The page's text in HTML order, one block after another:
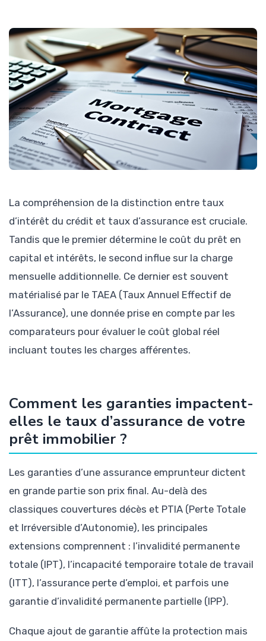
La compréhension de la distinction entre taux
d’intérêt du crédit et taux d’assurance est cruciale.
Tandis que le premier détermine le coût du prêt en
capital et intérêts, le second influe sur la charge
mensuelle additionnelle. Ce dernier est souvent
matérialisé par le TAEA (Taux Annuel Effectif de
l’Assurance), une donnée prise en compte par les
comparateurs pour évaluer le coût global réel
incluant toutes les charges afférentes.
Comment les garanties impactent-
elles le taux d’assurance de votre
prêt immobilier ?
Les garanties d’une assurance emprunteur dictent
en grande partie son prix final. Au-delà des
classiques couvertures décès et PTIA (Perte Totale
et Irréversible d’Autonomie), les principales
extensions comprennent : l’invalidité permanente
totale (IPT), l’incapacité temporaire totale de travail
(ITT), l’assurance perte d’emploi, et parfois une
garantie d’invalidité permanente partielle (IPP).
Chaque ajout de garantie affûte la protection mais